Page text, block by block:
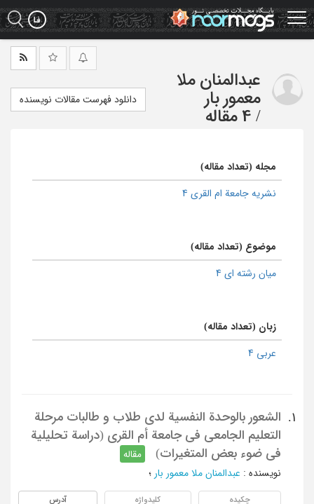
Skip
to
main
عبدالمنان ملا
معمور بار
/ 4 مقاله
دانلود فهرست مقالات نویسنده
مجله (تعداد مقاله)
نشریه جامعة ام القری 4
موضوع (تعداد مقاله)
میان رشته ای 4
زبان (تعداد مقاله)
عربی 4
1.
الشعور بالوحدة النفسیة لدی طلاب و طالبات مرحلة
التعلیم الجامعی فی جامعة أم القری (دراسة تحلیلیة
فی ضوء بعض المتغیرات)
مقاله
نویسنده : عبدالمنان ملا معمور بار ؛
چکیده کلیدواژه آدرس